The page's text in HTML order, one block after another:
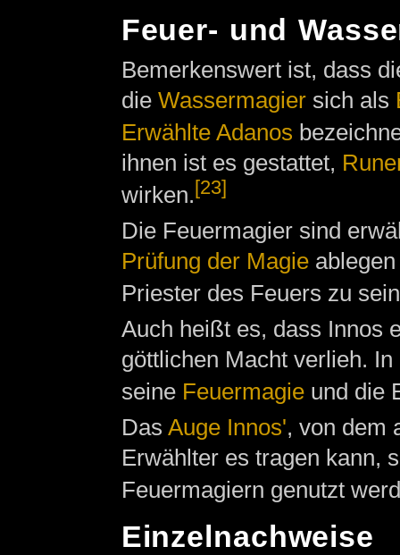
Feuer- und
Bemerkenswert ist, dass
die Wassermagiersich als
Erwählte Adanos
ihnen ist es gestattet,
wirken.[23]
Die Feuermagier sind
Prüfung der Magieablegen
Priester des Feuers zu
Auch heißt es, dass Innos
göttlichen Macht verlieh.
seine Feuermagieund die
Das Auge Innos', von dem
Erwählter es tragen kann,
Feuermagiern genutzt
Einzelnachweise